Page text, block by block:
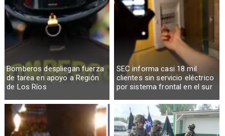
Bomberos despliegan fuerza
de tarea en apoyo a Región
de Los Ríos
SEC informa casi 18 mil
clientes sin servicio eléctrico
por sistema frontal en el sur